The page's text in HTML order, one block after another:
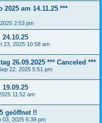
2025 am 14.11.25 ***
2:53 pm
23, 2025 10:58 am
26.09.2025 *** Canceled ***
22, 2025 5:51 pm
11:52 am
geöffnet !!
03, 2025 6:39 pm